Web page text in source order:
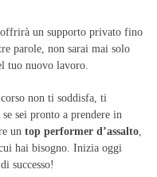
un supporto privato fino
parole, non sarai mai solo
tuo nuovo lavoro.
non ti soddisfa, ti
sei pronto a prendere in
un top performer d’assalto,
hai bisogno. Inizia oggi
successo!